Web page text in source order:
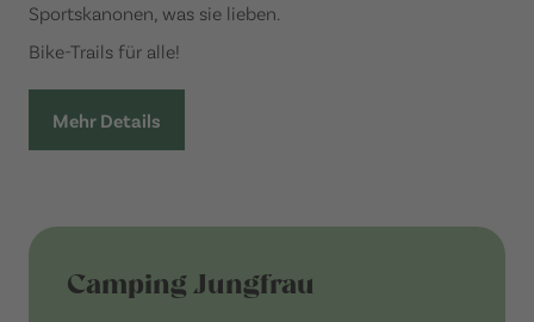
Sportskanonen, was sie lieben.
Bike-Trails für alle!
Mehr Details
Camping Jungfrau